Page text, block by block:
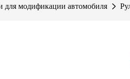
для модификации автомобиля